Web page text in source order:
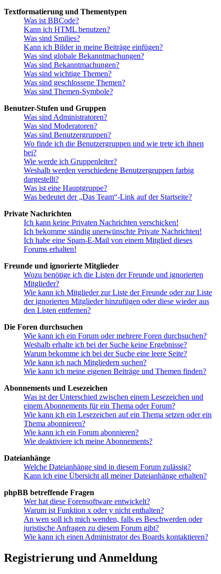
Textformatierung und Thementypen
Was ist BBCode?
Kann ich HTML benutzen?
Was sind Smilies?
Kann ich Bilder in meine Beiträge einfügen?
Was sind globale Bekanntmachungen?
Was sind Bekanntmachungen?
Was sind wichtige Themen?
Was sind geschlossene Themen?
Was sind Themen-Symbole?
Benutzer-Stufen und Gruppen
Was sind Administratoren?
Was sind Moderatoren?
Was sind Benutzergruppen?
Wo finde ich die Benutzergruppen und wie trete ich ihnen
bei?
Wie werde ich Gruppenleiter?
Weshalb werden verschiedene Benutzergruppen farbig
dargestellt?
Was ist eine Hauptgruppe?
Was bedeutet der „Das Team“-Link auf der Startseite?
Private Nachrichten
Ich kann keine Privaten Nachrichten verschicken!
Ich bekomme ständig unerwünschte Private Nachrichten!
Ich habe eine Spam-E-Mail von einem Mitglied dieses
Forums erhalten!
Freunde und ignorierte Mitglieder
Wozu benötige ich die Listen der Freunde und ignorierten
Mitglieder?
Wie kann ich Mitglieder zur Liste der Freunde oder zur Liste
der ignorierten Mitglieder hinzufügen oder diese wieder aus
den Listen entfernen?
Die Foren durchsuchen
Wie kann ich ein Forum oder mehrere Foren durchsuchen?
Weshalb erhalte ich bei der Suche keine Ergebnisse?
Warum bekomme ich bei der Suche eine leere Seite?
Wie kann ich nach Mitgliedern suchen?
Wie kann ich meine eigenen Beiträge und Themen finden?
Abonnements und Lesezeichen
Was ist der Unterschied zwischen einem Lesezeichen und
einem Abonnements für ein Thema oder Forum?
Wie kann ich ein Lesezeichen auf ein Thema setzen oder ein
Thema abonnieren?
Wie kann ich ein Forum abonnieren?
Wie deaktiviere ich meine Abonnements?
Dateianhänge
Welche Dateianhänge sind in diesem Forum zulässig?
Kann ich eine Übersicht all meiner Dateianhänge erhalten?
phpBB betreffende Fragen
Wer hat diese Forensoftware entwickelt?
Warum ist Funktion x oder y nicht enthalten?
An wen soll ich mich wenden, falls es Beschwerden oder
juristische Anfragen zu diesem Forum gibt?
Wie kann ich einen Administrator des Boards kontaktieren?
Registrierung und Anmeldung